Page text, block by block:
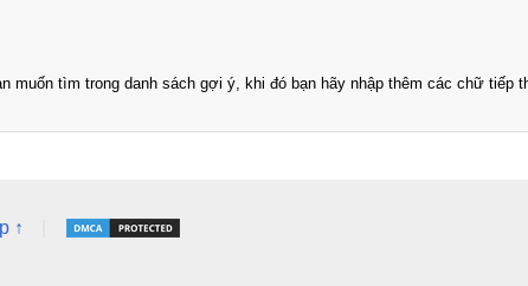
muốn tìm trong danh sách gợi ý, khi đó bạn hãy nhập thêm các chữ tiếp
↑